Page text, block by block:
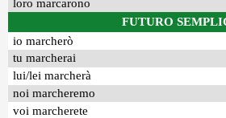
loro marcarono
FUTURO
io marcherò
tu marcherai
lui/lei marcherà
noi marcheremo
voi marcherete